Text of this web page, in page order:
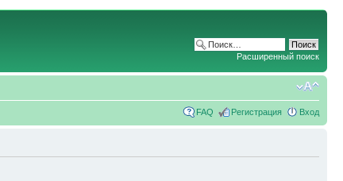
Расширенный поиск
FAQ Регистрация Вход